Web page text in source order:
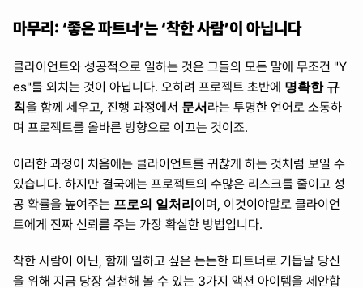
마무리: ‘좋은 파트너’는 ‘착한 사람’이 아닙니다
클라이언트와 성공적으로 일하는 것은 그들의 모든 말에 무조건 "Y
es"를 외치는 것이 아닙니다. 오히려 프로젝트 초반에 명확한 규
칙을 함께 세우고, 진행 과정에서 문서라는 투명한 언어로 소통하
며 프로젝트를 올바른 방향으로 이끄는 것이죠.
이러한 과정이 처음에는 클라이언트를 귀찮게 하는 것처럼 보일 수
있습니다. 하지만 결국에는 프로젝트의 수많은 리스크를 줄이고 성
공 확률을 높여주는 프로의 일처리이며, 이것이야말로 클라이언
트에게 진짜 신뢰를 주는 가장 확실한 방법입니다.
착한 사람이 아닌, 함께 일하고 싶은 든든한 파트너로 거듭날 당신
을 위해 지금 당장 실천해 볼 수 있는 3가지 액션 아이템을 제안합